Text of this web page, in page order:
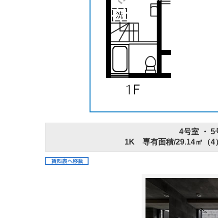
4号室 ・ 5
1K 専有面積/29.14㎡（